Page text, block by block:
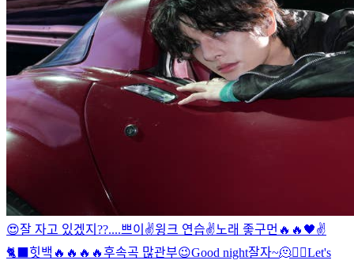
😍잘 자고 있겠지??....쁘이✌️윙크 연습✌️노래 좋구먼🔥🔥 🖤✌️
🐈‍⬛ 힛백🔥🔥🔥🔥후속곡 많관부😉Good night잘자~🫠❤️‍🔥Let's